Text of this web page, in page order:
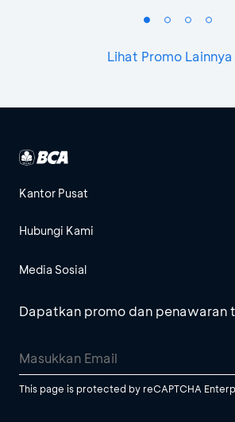
Lihat Promo Lainnya
Kantor Pusat
Hubungi Kami
Media Sosial
Dapatkan promo dan penawaran
This page is protected by reCAPTCHA